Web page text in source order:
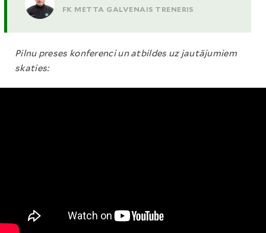
FK METTA GALVENAIS TRENERIS
Pilnu preses konferenci un atbildes uz jautājumiem
skaties: